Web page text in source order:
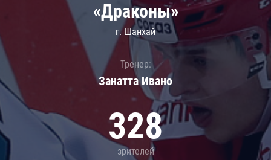
«Драконы»
г. Шанхай
Тренер:
Занатта Иванo
328
зрителей